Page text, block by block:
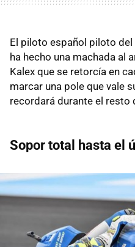
El piloto español piloto
ha hecho una machada al
Kalex que se retorcía en
marcar una pole que vale
recordará durante el resto
Sopor total hasta el